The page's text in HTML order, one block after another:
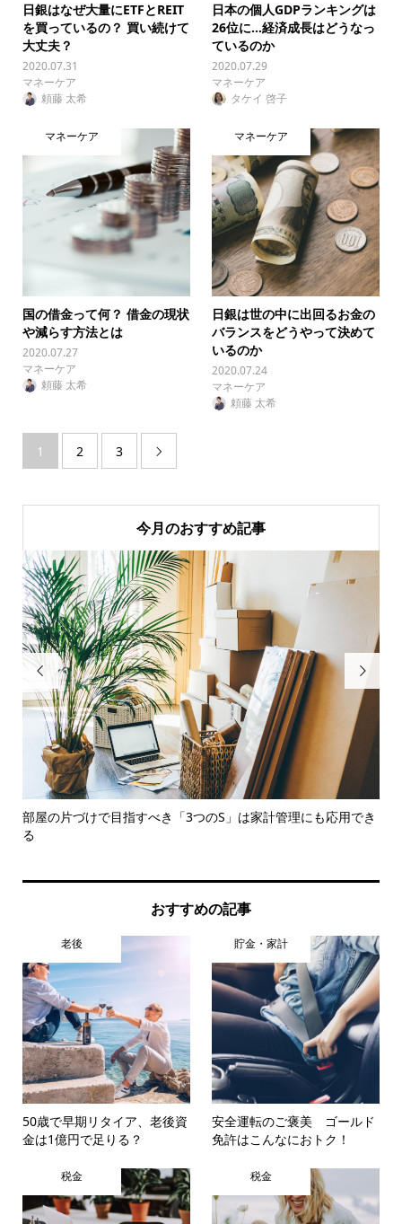
日銀はなぜ大量にETFとREIT
を買っているの？ 買い続けて
大丈夫？
2020.07.31
マネーケア
頼藤 太希
日本の個人GDPランキングは
26位に…経済成長はどうなっ
ているのか
2020.07.29
マネーケア
タケイ 啓子
マネーケア
国の借金って何？ 借金の現状
や減らす方法とは
2020.07.27
マネーケア
頼藤 太希
マネーケア
日銀は世の中に出回るお金の
バランスをどうやって決めて
いるのか
2020.07.24
マネーケア
頼藤 太希
1 2 3 
今月のおすすめ記事

部屋の片づけで目指すべき「3つのS」は家計管理にも応用でき
る

おすすめの記事
老後
50歳で早期リタイア、老後資
金は1億円で足りる？
貯金・家計
安全運転のご褒美 ゴールド
免許はこんなにおトク！
税金 税金